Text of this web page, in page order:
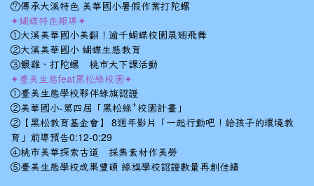
⑦傳承大溪特色 美華國小暑假作業打陀螺
✦蝴蝶特色報導✦
①大溪美華國小美翻！逾千蝴蝶校園展翅飛舞
②大溪美華國小 蝴蝶生態教育
③餵雞、打陀螺 桃市大下課活動
✦臺美生態feat黑松綠校園✦
①臺美生態學校夥伴綠旗認證
②美華國小-第四屆「黑松綠⁺校園計畫」
②【黑松教育基金會】 8週年影片「一起行動吧！給孩子的環境教
育」前導預告0:12-0:29
④桃市美華探索古道 採集素材作美勞
⑤臺美生態學校成果豐碩 綠旗學校認證數量再創佳績